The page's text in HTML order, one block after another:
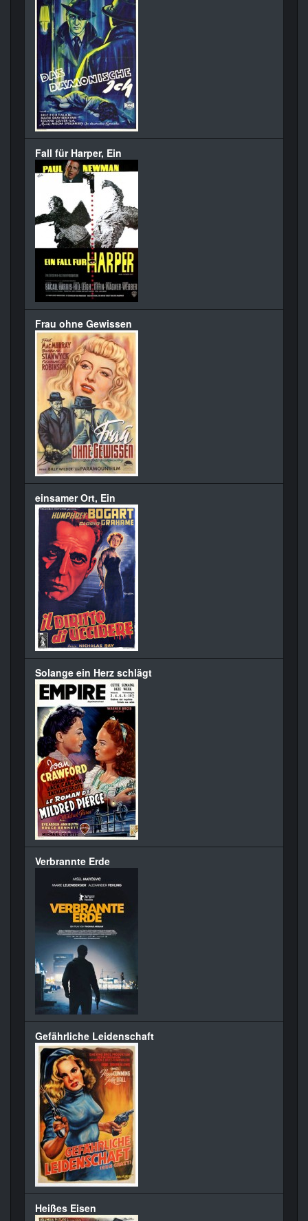
Fall für Harper, Ein
Frau ohne Gewissen
einsamer Ort, Ein
Solange ein Herz schlägt
Verbrannte Erde
Gefährliche Leidenschaft
Heißes Eisen